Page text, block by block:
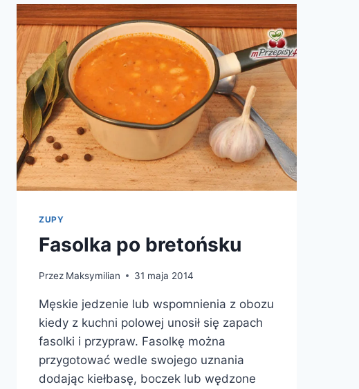
ZUPY
Fasolka po bretońsku
Przez Maksymilian 31 maja 2014
Męskie jedzenie lub wspomnienia z obozu
kiedy z kuchni polowej unosił się zapach
fasolki i przypraw. Fasolkę można
przygotować wedle swojego uznania
dodając kiełbasę, boczek lub wędzone